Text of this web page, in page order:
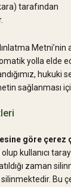
tarafından
yolla elde
hukuki
sağlanması
göre çerez
kullanıcı
zaman
Bu